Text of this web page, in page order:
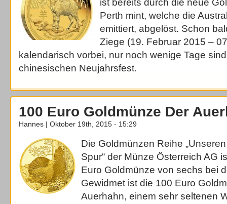
ist bereits durch die neue
Perth mint, welche die
emittiert, abgelöst. Schon
Ziege (19. Februar 2015 –
kalendarisch vorbei, nur noch wenige Tage
chinesischen Neujahrsfest.
100 Euro Goldmünze Der
Hannes | Oktober 19th, 2015 - 15:29
Die Goldmünzen Reihe
Spur“ der Münze Österreich AG
Euro Goldmünze von sechs bei
Gewidmet ist die 100 Euro
Auerhahn, einem sehr seltenen